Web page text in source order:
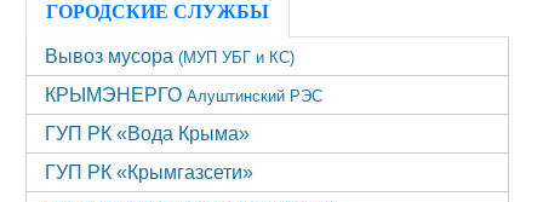
ГОРОДСКИЕ СЛУЖБЫ
Вывоз мусора (МУП УБГ и КС)
КРЫМЭНЕРГО Алуштинский РЭС
ГУП РК «Вода Крыма»
ГУП РК «Крымгазсети»